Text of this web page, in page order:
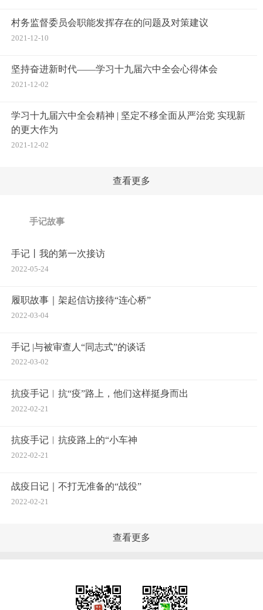
村务监督委员会职能发挥存在的问题及对策建议
2021-12-10
坚持奋进新时代——学习十九届六中全会心得体会
2021-12-02
学习十九届六中全会精神 | 坚定不移全面从严治党 实现新
的更大作为
2021-12-02
查看更多
手记故事
手记丨我的第一次接访
2022-05-24
履职故事｜架起信访接待“连心桥”
2022-03-04
手记 |与被审查人“同志式”的谈话
2022-03-02
抗疫手记︱抗“疫”路上，他们这样挺身而出
2022-02-21
抗疫手记︱抗疫路上的“小车神
2022-02-21
战疫日记｜不打无准备的“战役”
2022-02-21
查看更多